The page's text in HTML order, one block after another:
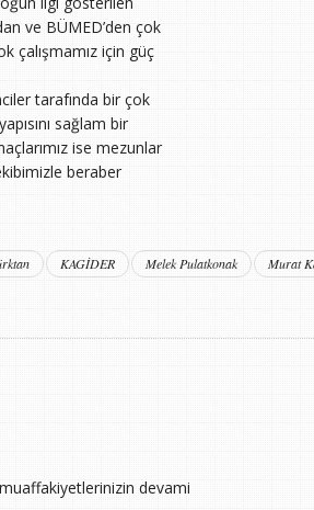
ve BÜMED’den çok
çalışmamız için güç
tarafında bir çok
sağlam bir
ise mezunlar
beraber
KAGİDER Melek Pulatkonak
Murat
devami